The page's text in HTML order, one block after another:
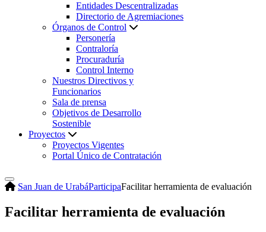
Entidades Descentralizadas
Directorio de Agremiaciones
Órganos de Control
Personería
Contraloría
Procuraduría
Control Interno
Nuestros Directivos y
Funcionarios
Sala de prensa
Objetivos de Desarrollo
Sostenible
Proyectos
Proyectos Vigentes
Portal Único de Contratación
San Juan de UrabáParticipaFacilitar herramienta de evaluación
Facilitar herramienta de evaluación